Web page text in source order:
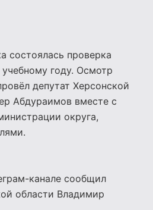
состоялась проверка
году. Осмотр
депутат Херсонской
Абдураимов вместе с
округа,
канале сообщил
области Владимир